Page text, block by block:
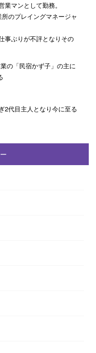
マンとして勤務。
のプレイングマネージャ
事ぶりが不評となりその
の「民宿かず子」の主に
2代目主人となり今に至る